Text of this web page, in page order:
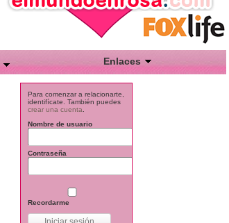
Enlaces
Cosas de Peques
De Ellas
Empleare
Enervizante
Para comenzar a relacionarte,
identifícate. También puedes
crear una cuenta
Nombre de usuario
Contraseña
Recordarme